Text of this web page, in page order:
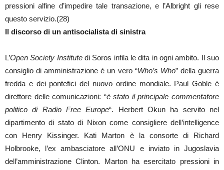
pressioni alfine d’impedire tale transazione, e l’Albright gli rese
questo servizio.(28)
Il discorso di un antisocialista di sinistra
L’Open Society Institutedi Soros infila le dita in ogni ambito. Il suo
consiglio di amministrazione è un vero “Who’s Who” della guerra
fredda e dei pontefici del nuovo ordine mondiale. Paul Goble é
direttore delle comunicazioni: “è stato il principale commentatore
politico di Radio Free Europe“. Herbert Okun ha servito nel
dipartimento di stato di Nixon come consigliere dell’intelligence
con Henry Kissinger. Kati Marton è la consorte di Richard
Holbrooke, l’ex ambasciatore all’ONU e inviato in Jugoslavia
dell’amministrazione Clinton. Marton ha esercitato pressioni in